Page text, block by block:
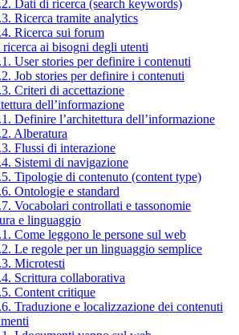
Dati di ricerca (search keywords)
Ricerca tramite analytics
Ricerca sui forum
ai bisogni degli utenti
User stories per definire i contenuti
Job stories per definire i contenuti
Criteri di accettazione
dell’informazione
Definire l’architettura dell’informazione
Alberatura
Flussi di interazione
Sistemi di navigazione
Tipologie di contenuto (content type)
Ontologie e standard
Vocabolari controllati e tassonomie
e linguaggio
Come leggono le persone sul web
Le regole per un linguaggio semplice
Microtesti
Scrittura collaborativa
Content critique
Traduzione e localizzazione dei contenuti